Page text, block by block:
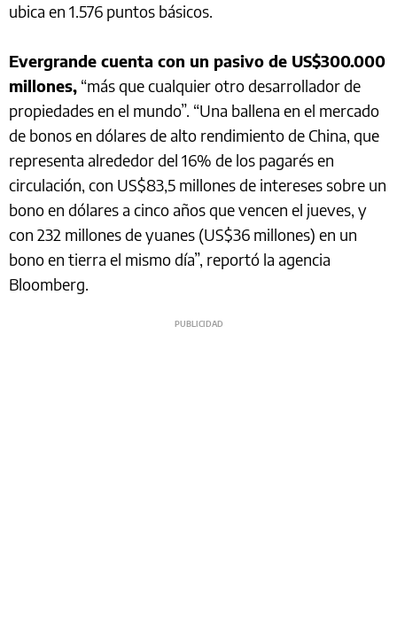
ubica en 1.576 puntos básicos.
Evergrande cuenta con un pasivo de US$300.000
millones, “más que cualquier otro desarrollador de
propiedades en el mundo”. “Una ballena en el mercado
de bonos en dólares de alto rendimiento de China, que
representa alrededor del 16% de los pagarés en
circulación, con US$83,5 millones de intereses sobre un
bono en dólares a cinco años que vencen el jueves, y
con 232 millones de yuanes (US$36 millones) en un
bono en tierra el mismo día”, reportó la agencia
Bloomberg.